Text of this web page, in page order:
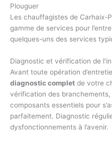
Plouguer
Les chauffagistes de Carhaix-
gamme de services pour
quelques-uns des services
Diagnostic et vérification de
Avant toute opération
diagnostic complet de votre
vérification des
composants essentiels pour
parfaitement. Diagnostic
dysfonctionnements à l’avenir.